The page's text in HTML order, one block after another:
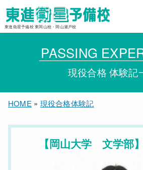
東進衛星予備校 東岡山校・岡山瀬戸校
PASSING
現役合格 体験記
HOME » 現役合格体験記
【岡山大学 文学部